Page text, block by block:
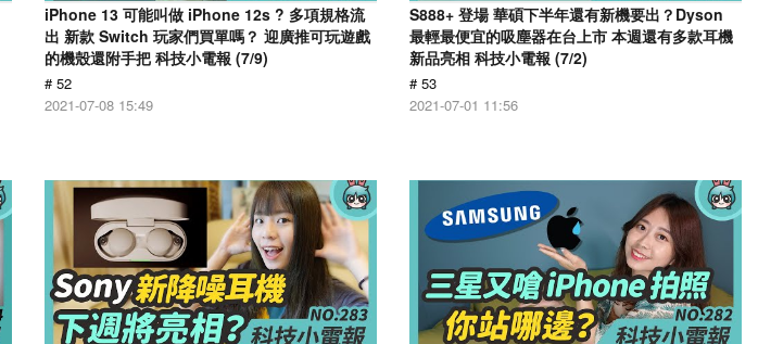
iPhone 13 可能叫做 iPhone 12s ? 多項規格流
出 新款 Switch 玩家們買單嗎？ 迎廣推可玩遊戲
的機殼還附手把 科技小電報 (7/9)
# 52
2021-07-08 15:49
S888+ 登場 華碩下半年還有新機要出？Dyson
最輕最便宜的吸塵器在台上市 本週還有多款耳機
新品亮相 科技小電報 (7/2)
# 53
2021-07-01 11:56